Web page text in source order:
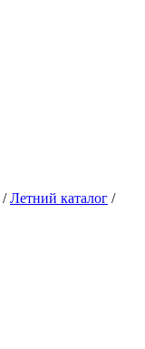
/Летний каталог /